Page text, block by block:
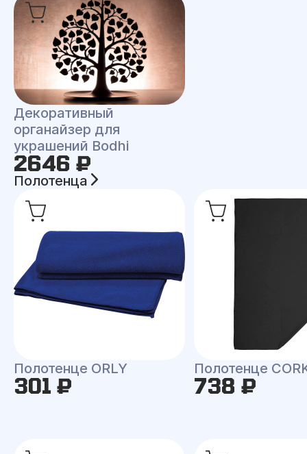
Декоративный
органайзер для
украшений Bodhi
2646 ₽
Полотенца
Полотенце ORLY
301 ₽
Полотенце
738 ₽